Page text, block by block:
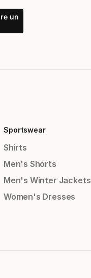
un
Sportswear
Shirts
Men's Shorts
Men's Winter Jackets
Women's Dresses